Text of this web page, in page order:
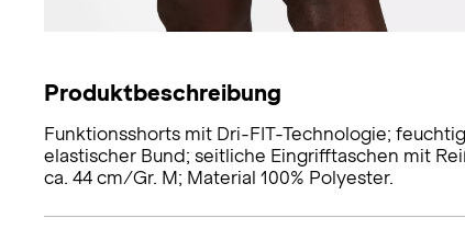
Produktbeschreibung
Funktionsshorts mit Dri-FIT-Technologie;
elastischer Bund; seitliche Eingrifftaschen mit
ca. 44 cm/Gr. M; Material 100% Polyester.